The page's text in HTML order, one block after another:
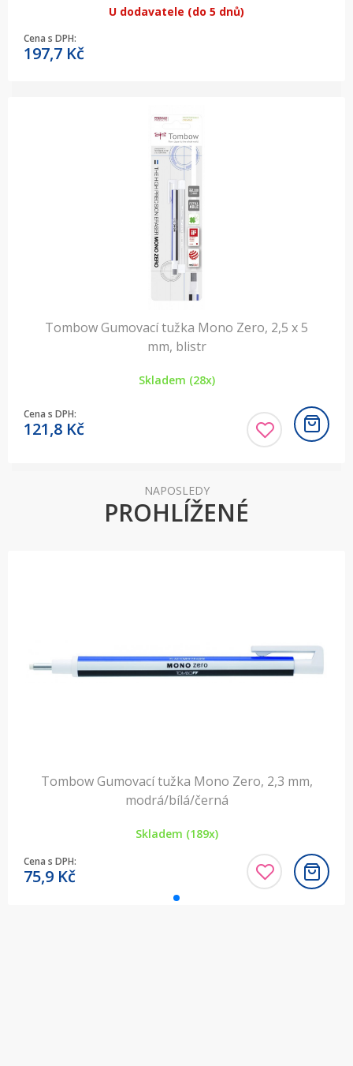
U dodavatele (do 5 dnů)
Cena s DPH:
197,7 Kč
Tombow Gumovací tužka Mono Zero, 2,5 x 5
mm, blistr
Skladem (28x)
Cena s DPH:
121,8 Kč
NAPOSLEDY
PROHLÍŽENÉ
Tombow Gumovací tužka Mono Zero, 2,3 mm,
modrá/bílá/černá
Skladem (189x)
Cena s DPH:
75,9 Kč